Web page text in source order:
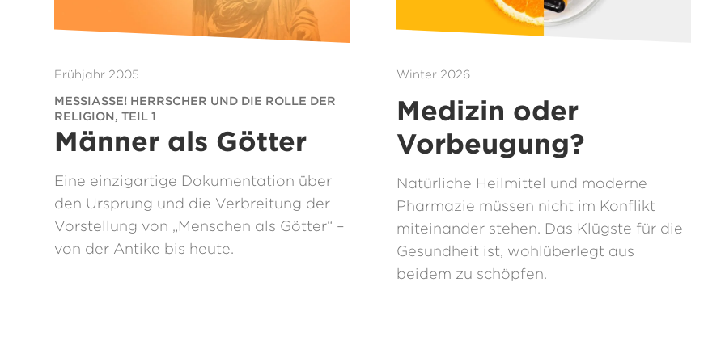
Frühjahr 2005
MESSIASSE! HERRSCHER UND DIE ROLLE DER
RELIGION, TEIL 1
Männer als Götter
Eine einzigartige Dokumentation über
den Ursprung und die Verbreitung der
Vorstellung von „Menschen als Götter“ –
von der Antike bis heute.
Winter 2026
Medizin oder
Vorbeugung?
Natürliche Heilmittel und moderne
Pharmazie müssen nicht im Konflikt
miteinander stehen. Das Klügste für die
Gesundheit ist, wohlüberlegt aus
beidem zu schöpfen.